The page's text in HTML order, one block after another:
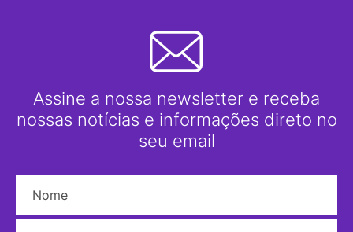
Assine a nossa newsletter e receba
nossas notícias e informações direto no
seu email